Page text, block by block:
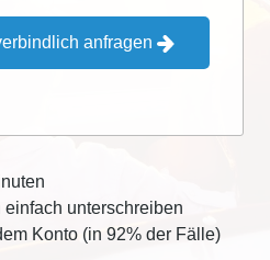
anfragen
einfach unterschreiben
Konto (in 92% der Fälle)